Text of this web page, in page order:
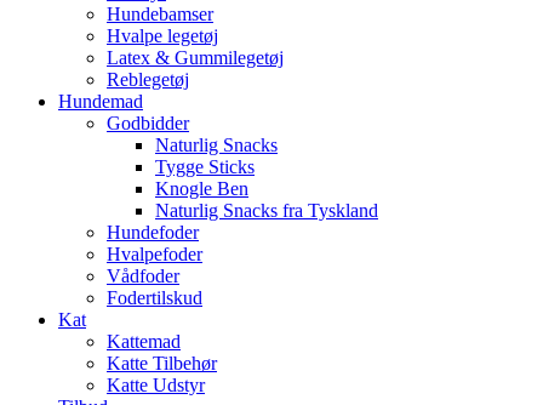
Hundebamser
Hvalpe legetøj
Latex & Gummilegetøj
Reblegetøj
Hundemad
Godbidder
Naturlig Snacks
Tygge Sticks
Knogle Ben
Naturlig Snacks fra Tyskland
Hundefoder
Hvalpefoder
Vådfoder
Fodertilskud
Kat
Kattemad
Katte Tilbehør
Katte Udstyr